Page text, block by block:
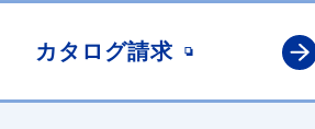
カタログ請求